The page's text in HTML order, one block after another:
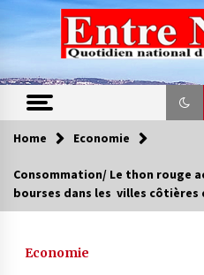
content
Contes de chez
Quand la mère
Home Economie
Consommation/ Le thon rouge
bourses dans les villes côtières
Economie